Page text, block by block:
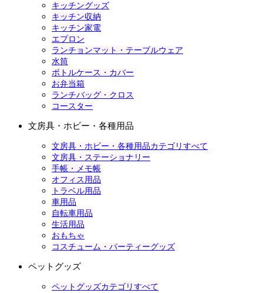
キッチングッズ
キッチン収納
キッチン家電
エプロン
ランチョンマット・テーブルウェア
水筒
ボトルケース・カバー
お弁当箱
ランチバッグ・クロス
コースター
文房具・ホビー・各種用品
文房具・ホビー・各種用品カテゴリすべて
文房具・ステーショナリー
手帳・メモ帳
オフィス用品
トラベル用品
車用品
自転車用品
生活用品
おもちゃ
コスチューム・パーティーグッズ
ペットグッズ
ペットグッズカテゴリすべて